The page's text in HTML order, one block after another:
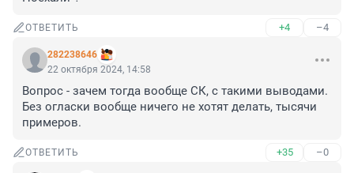
ОТВЕТИТЬ +4 –4
282238646
22 октября 2024, 14:58
Вопрос - зачем тогда вообще СК, с такими выводами.
Без огласки вообще ничего не хотят делать, тысячи
примеров.
ОТВЕТИТЬ +35 –0